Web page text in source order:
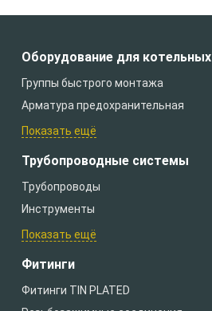
Оборудование для котельных
Группы быстрого монтажа
Арматура предохранительная
Показать ещё
Трубопроводные системы
Трубопроводы
Инструменты
Показать ещё
Фитинги
Фитинги TIN PLATED